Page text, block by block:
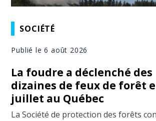
SOCIÉTÉ
Publié le 6 août 2026
La foudre a déclenché des
dizaines de feux de forêt
juillet au Québec
La Société de protection des forêts